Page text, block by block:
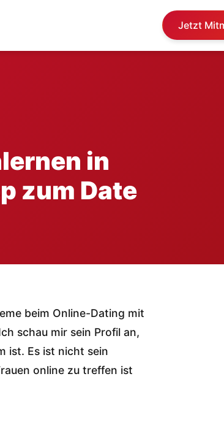
Jetzt
in
zum Date
beim Online-Dating mit
schau mir sein Profil an,
ist. Es ist nicht sein
online zu treffen ist